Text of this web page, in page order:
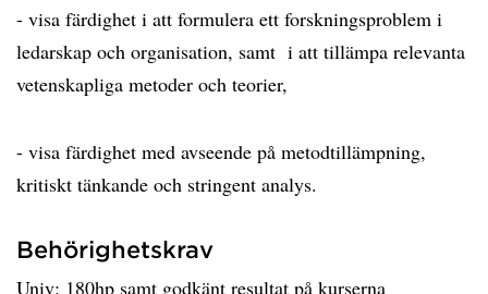
- visa färdighet i att formulera ett forskningsproblem i
ledarskap och organisation, samt i att tillämpa relevanta
vetenskapliga metoder och teorier,
- visa färdighet med avseende på metodtillämpning,
kritiskt tänkande och stringent analys.
Behörighetskrav
Univ: 180hp samt godkänt resultat på kurserna